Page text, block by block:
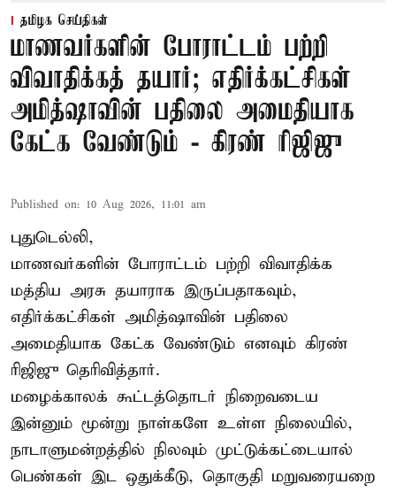
தமிழக செய்திகள்
மாணவர்களின் போராட்டம் பற்றி
விவாதிக்கத் தயார்; எதிர்க்கட்சிகள்
அமித்ஷாவின் பதிலை அமைதியாக
கேட்க வேண்டும் - கிரண் ரிஜிஜு
Published on: 10 Aug 2026, 11:01 am
புதுடெல்லி,
மாணவர்களின் போராட்டம் பற்றி விவாதிக்க
மத்திய அரசு தயாராக இருப்பதாகவும்,
எதிர்க்கட்சிகள் அமித்ஷாவின் பதிலை
அமைதியாக கேட்க வேண்டும் எனவும் கிரண்
ரிஜிஜு தெரிவித்தார்.
மழைக்காலக் கூட்டத்தொடர் நிறைவடைய
இன்னும் மூன்று நாள்களே உள்ள நிலையில்,
நாடாளுமன்றத்தில் நிலவும் முட்டுக்கட்டையால்
பெண்கள் இட ஒதுக்கீடு, தொகுதி மறுவரையறை